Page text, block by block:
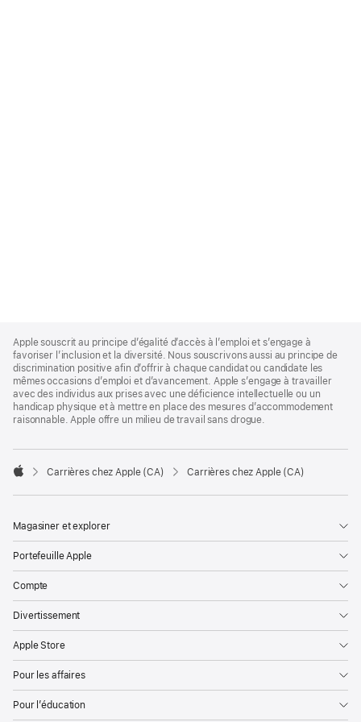
Footer
Apple souscrit au principe d’égalité d’accès à l’emploi et s’engage à
favoriser l’inclusion et la diversité. Nous souscrivons aussi au principe de
discrimination positive afin d’offrir à chaque candidat ou candidate les
mêmes occasions d’emploi et d’avancement. Apple s’engage à travailler
avec des individus aux prises avec une déficience intellectuelle ou un
handicap physique et à mettre en place des mesures d’accommodement
raisonnable. Apple offre un milieu de travail sans drogue.

Carrières chez Apple (CA) Carrières chez Apple (CA)
Magasiner et explorer
Portefeuille Apple
Compte
Divertissement
Apple Store
Pour les affaires
Pour l’éducation